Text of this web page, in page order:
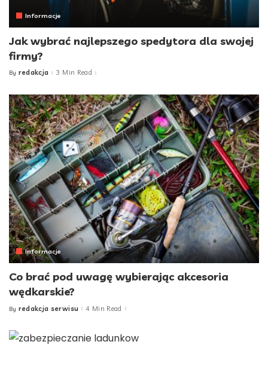
Informacje
Jak wybrać najlepszego spedytora dla swojej
firmy?
Posted
By redakcja 3 Min Read
Informacje
Co brać pod uwagę wybierając akcesoria
wędkarskie?
Posted
By redakcja serwisu 4 Min Read